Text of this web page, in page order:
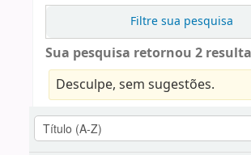
Filtre sua pesquisa
Sua pesquisa retornou 2
Desculpe, sem sugestões.